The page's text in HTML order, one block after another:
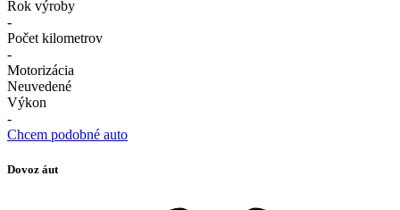
Rok výroby
-
Počet kilometrov
-
Motorizácia
Neuvedené
Výkon
-
Chcem podobné auto
Dovoz áut